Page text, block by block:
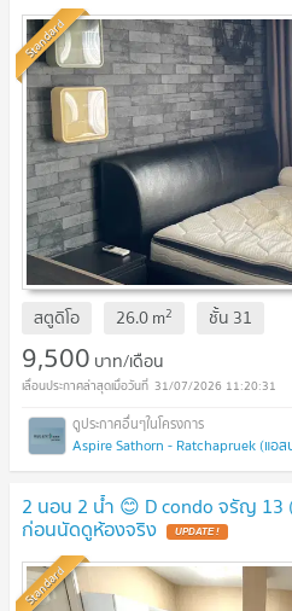
Standard
สตูดิโอ 26.0m2 ชั้น 31
9,500 บาท/เดือน
31/07/2026 11:20:31
Aspire Sathorn - Ratchapruek (แอ
2 นอน 2 น้ำ 😊 D condo จรัญ 13
ก่อนนัดดูห้องจริง UPDATE !
Standard